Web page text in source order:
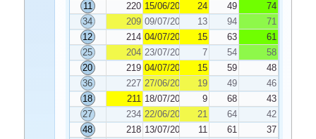
11
220 15/06/2022 24 49
74
34
209 09/07/2022 13 94
71
12
214 04/07/2022 15 63
61
25
204 23/07/2022 7 54
58
20
219 04/07/2022 15 59
48
36
227 27/06/2022 19 49
46
18
211 18/07/2022 9 68
43
27
234 22/06/2022 21 64
42
48
218 13/07/2022 11 61
37